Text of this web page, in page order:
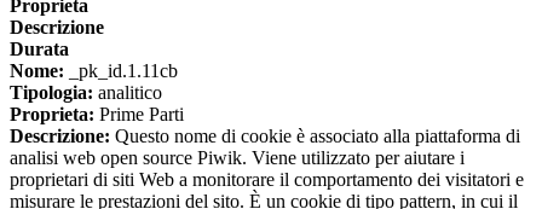
Proprieta
Descrizione
Durata
Nome: _pk_id.1.11cb
Tipologia: analitico
Proprieta: Prime Parti
Descrizione: Questo nome di cookie è associato alla piattaforma di
analisi web open source Piwik. Viene utilizzato per aiutare i
proprietari di siti Web a monitorare il comportamento dei visitatori e
misurare le prestazioni del sito. È un cookie di tipo pattern, in cui il